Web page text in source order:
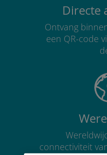
Directe
Ontvang
een QR-code
connectiviteit